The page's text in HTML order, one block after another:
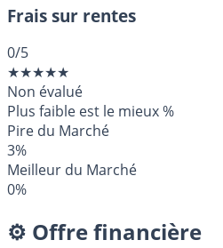
Frais sur rentes
0/5
★★★★★
Non évalué
Plus faible est le mieux%
Pire du Marché
3%
Meilleur du Marché
0%
⚙️ Offre financière